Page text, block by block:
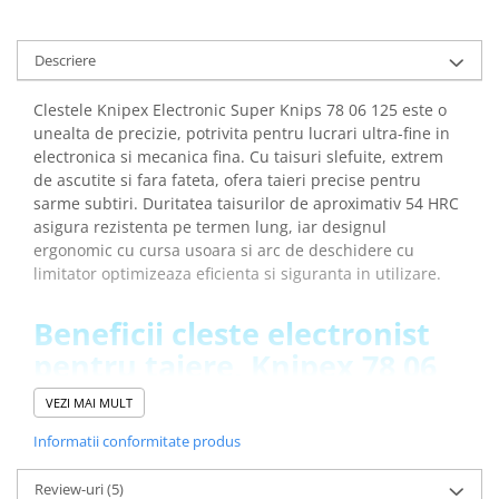
Descarcatoare de Supratensiune
Contactoare
Tablouri Electrice
Accesorii Tablouri Electrice
Stabilizatoare de Tensiune
Convertoare de Tensiune
Banda Izolatoare
Panouri Fotovoltaice
Intrerupatoare Smart
Module Smart Home
Camere Supraveghere
Iluminat
Descriere
Clestele Knipex Electronic Super Knips 78 06 125 este o
unealta de precizie, potrivita pentru lucrari ultra-fine in
electronica si mecanica fina. Cu taisuri slefuite, extrem
de ascutite si fara fateta, ofera taieri precise pentru
sarme subtiri. Duritatea taisurilor de aproximativ 54 HRC
asigura rezistenta pe termen lung, iar designul
ergonomic cu cursa usoara si arc de deschidere cu
limitator optimizeaza eficienta si siguranta in utilizare.
Beneficii cleste electronist
pentru taiere, Knipex 78 06
125:
Este conceput special pentru lucrari de taiere ultra-
fine, ce permite electronistilor sa lucreze cu precizie
asupra componentelor electronice
VEZI MAI MULT
Informatii conformitate produs
Review-uri(5)